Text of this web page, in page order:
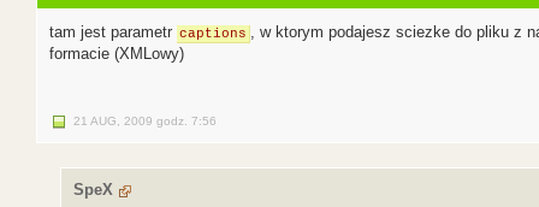
tam jest parametr captions , w ktorym podajesz sciezke do pliku z
formacie (XMLowy)
21 AUG, 2009 godz. 7:56
SpeX